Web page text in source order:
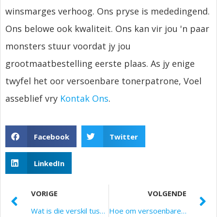
winsmarges verhoog. Ons pryse is mededingend.
Ons belowe ook kwaliteit. Ons kan vir jou 'n paar
monsters stuur voordat jy jou
grootmaatbestelling eerste plaas. As jy enige
twyfel het oor versoenbare tonerpatrone, Voel
asseblief vry Kontak Ons.
Facebook Twitter
LinkedIn
VORIGE
Wat is die verskil tussen toner en inkpatroon?
VOLGENDE
Hoe om versoenbare tonerpatrone te stoor